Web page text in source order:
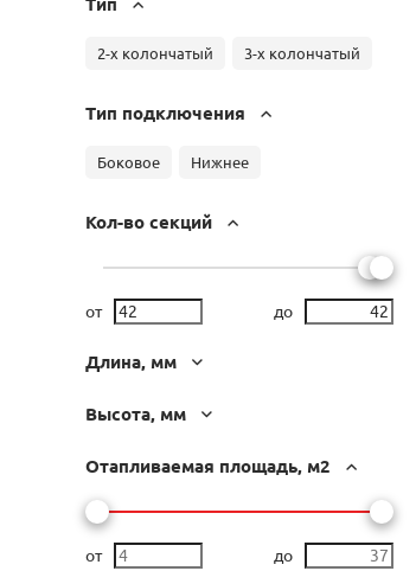
2-х колончатый 3-х колончатый
Тип подключения
Боковое Нижнее
Кол-во секций
от до
Длина, мм
Высота, мм
Отапливаемая площадь, м2
от до